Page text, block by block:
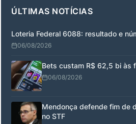
ÚLTIMAS NOTÍCIAS
Loteria Federal 6088: resultado e
06/08/2026
Bets custam R$ 62,5 bi às
06/08/2026
Mendonça defende fim de
no STF